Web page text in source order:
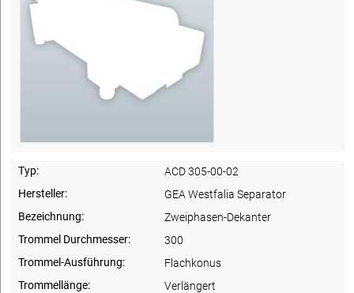
Typ:
ACD 305-00-02
Hersteller:
GEA Westfalia Separator
Bezeichnung:
Zweiphasen-Dekanter
Trommel Durchmesser:
300
Trommel-Ausführung:
Flachkonus
Trommellänge:
Verlängert